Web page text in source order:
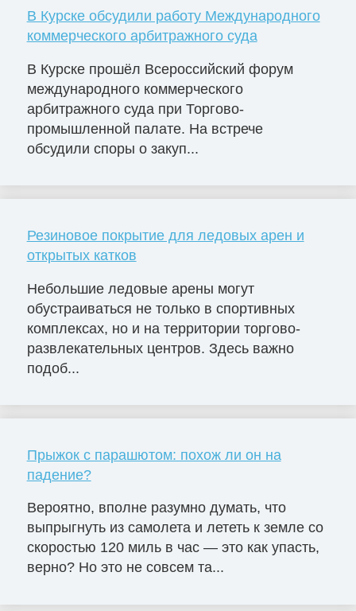
В Курске обсудили работу Международного
коммерческого арбитражного суда
В Курске прошёл Всероссийский форум
международного коммерческого
арбитражного суда при Торгово-
промышленной палате. На встрече
обсудили споры о закуп...
Резиновое покрытие для ледовых арен и
открытых катков
Небольшие ледовые арены могут
обустраиваться не только в спортивных
комплексах, но и на территории торгово-
развлекательных центров. Здесь важно
подоб...
Прыжок с парашютом: похож ли он на
падение?
Вероятно, вполне разумно думать, что
выпрыгнуть из самолета и лететь к земле со
скоростью 120 миль в час — это как упасть,
верно? Но это не совсем та...